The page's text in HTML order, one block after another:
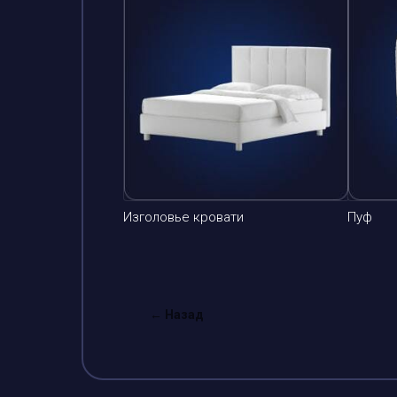
Изголовье кровати Пуф
← Назад